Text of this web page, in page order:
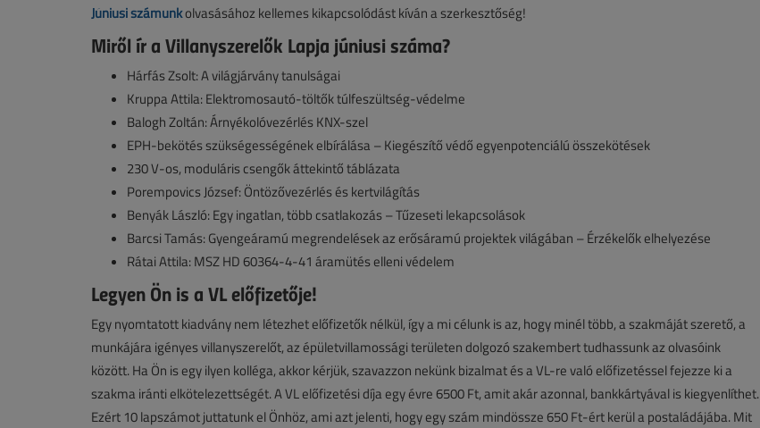
Júniusi számunkolvasásához kellemes kikapcsolódást kíván a szerkesztőség!
Miről ír a Villanyszerelők Lapja júniusi száma?
Hárfás Zsolt: A világjárvány tanulságai
Kruppa Attila: Elektromosautó-töltők túlfeszültség-védelme
Balogh Zoltán: Árnyékolóvezérlés KNX-szel
EPH-bekötés szükségességének elbírálása – Kiegészítő védő egyenpotenciálú összekötések
230 V-os, moduláris csengők áttekintő táblázata
Porempovics József: Öntözővezérlés és kertvilágítás
Benyák László: Egy ingatlan, több csatlakozás – Tűzeseti lekapcsolások
Barcsi Tamás: Gyengeáramú megrendelések az erősáramú projektek világában – Érzékelők elhelyezése
Rátai Attila: MSZ HD 60364-4-41 áramütés elleni védelem
Legyen Ön is a VL előfizetője!
Egy nyomtatott kiadvány nem létezhet előfizetők nélkül, így a mi célunk is az, hogy minél több, a szakmáját szerető, a
munkájára igényes villanyszerelőt, az épületvillamossági területen dolgozó szakembert tudhassunk az olvasóink
között. Ha Ön is egy ilyen kolléga, akkor kérjük, szavazzon nekünk bizalmat és a VL-re való előfizetéssel fejezze ki a
szakma iránti elkötelezettségét. A VL előfizetési díja egy évre 6500 Ft, amit akár azonnal, bankkártyával is kiegyenlíthet.
Ezért 10 lapszámot juttatunk el Önhöz, ami azt jelenti, hogy egy szám mindössze 650 Ft-ért kerül a postaládájába. Mit